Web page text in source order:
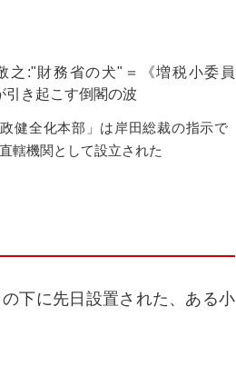
之:"財務省の犬"＝《増税小委員
引き起こす倒閣の波
政健全化本部」は岸田総裁の指示で
轄機関として設立された
下に先日設置された、ある小